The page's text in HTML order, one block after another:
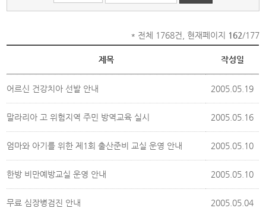
* 전체 1768건, 현재페이지 162/177
제목 작성일
어르신 건강치아 선발 안내 2005.05.19
말라리아 고 위험지역 주민 방역교육 실시 2005.05.16
엄마와 아기를 위한 제1회 출산준비 교실 운영 안내 2005.05.10
한방 비만예방교실 운영 안내 2005.05.10
무료 심장병검진 안내 2005.05.04